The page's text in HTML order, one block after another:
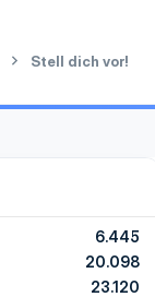
Stell dich vor!
6.445
20.098
23.120